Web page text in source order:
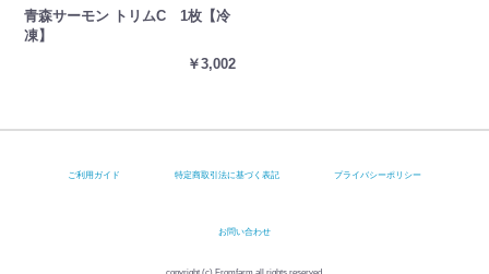
青森サーモン トリムC 1枚【冷
凍】
￥3,002
ご利用ガイド 特定商取引法に基づく表記 プライバシーポリシー
お問い合わせ